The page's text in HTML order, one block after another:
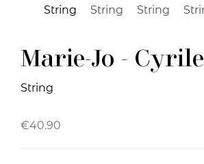
Marie-Jo - Cyrile
String
€40.90